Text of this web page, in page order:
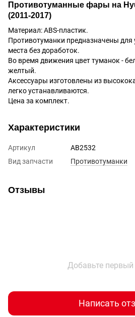
Противотуманные фары на
(2011-2017)
Материал: ABS-пластик.
Противотуманки предназначены для
места без доработок.
Во время движения цвет туманок -
желтый.
Аксессуары изготовлены из
легко устанавливаются.
Цена за комплект.
Характеристики
Артикул
AB2532
Вид запчасти
Противотуманки
Отзывы
Добавьте
Написать